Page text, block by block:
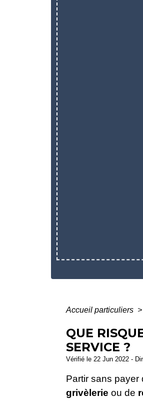
Accueil particuliers >
QUE
SERVICE ?
Vérifié le 22 Jun 2022 -
Partir sans payer
grivèlerie ou de